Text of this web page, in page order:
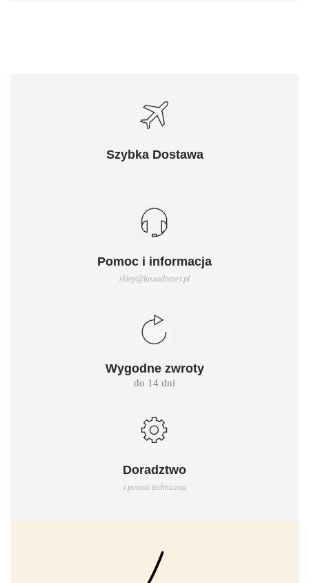
Szybka Dostawa
Pomoc i informacja
sklep@lussodecori.pl
Wygodne zwroty
do 14 dni
Doradztwo
i pomoc techniczna